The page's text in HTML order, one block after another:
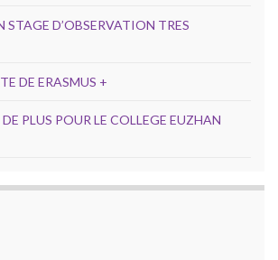
STAGE D’OBSERVATION TRES
DE ERASMUS +
PLUS POUR LE COLLEGE EUZHAN